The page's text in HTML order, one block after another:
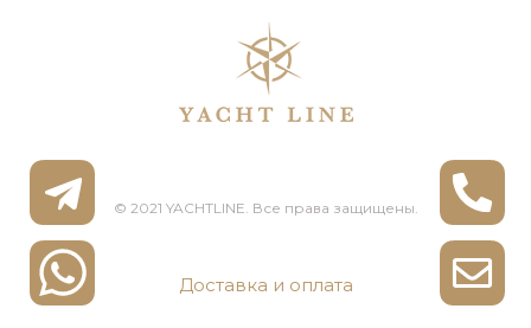
© 2021 YACHTLINE. Все права защищены.
Доставка и оплата